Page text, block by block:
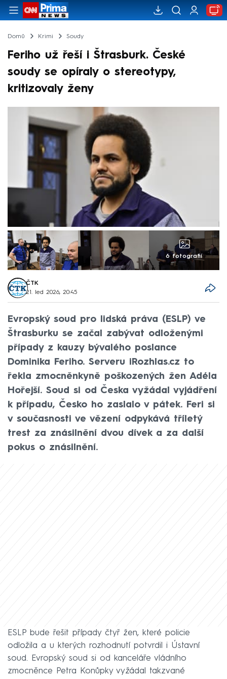
Domů Krimi Soudy
Feriho už řeší i Štrasburk. České
soudy se opíraly o stereotypy,
kritizovaly ženy
6 fotografií
ČTK
21. led 2026, 20:45
Evropský soud pro lidská práva (ESLP) ve
Štrasburku se začal zabývat odloženými
případy z kauzy bývalého poslance
Dominika Feriho. Serveru iRozhlas.cz to
řekla zmocněnkyně poškozených žen Adéla
Hořejší. Soud si od Česka vyžádal vyjádření
k případu, Česko ho zaslalo v pátek. Feri si
v současnosti ve vězení odpykává tříletý
trest za znásilnění dvou dívek a za další
pokus o znásilnění.
ESLP bude řešit případy čtyř žen, které policie
odložila a u kterých rozhodnutí potvrdil i Ústavní
soud. Evropský soud si od kanceláře vládního
zmocněnce Petra Konůpky vyžádal takzvané